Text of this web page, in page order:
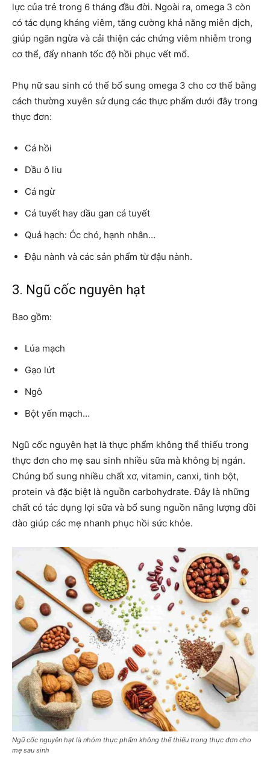
lực của trẻ trong 6 tháng đầu đời. Ngoài ra, omega 3 còn
có tác dụng kháng viêm, tăng cường khả năng miễn dịch,
giúp ngăn ngừa và cải thiện các chứng viêm nhiễm trong
cơ thể, đẩy nhanh tốc độ hồi phục vết mổ.
Phụ nữ sau sinh có thể bổ sung omega 3 cho cơ thể bằng
cách thường xuyên sử dụng các thực phẩm dưới đây trong
thực đơn:
Cá hồi
Dầu ô liu
Cá ngừ
Cá tuyết hay dầu gan cá tuyết
Quả hạch: Óc chó, hạnh nhân…
Đậu nành và các sản phẩm từ đậu nành.
3. Ngũ cốc nguyên hạt
Bao gồm:
Lúa mạch
Gạo lứt
Ngô
Bột yến mạch…
Ngũ cốc nguyên hạt là thực phẩm không thể thiếu trong
thực đơn cho mẹ sau sinh nhiều sữa mà không bị ngán.
Chúng bổ sung nhiều chất xơ, vitamin, canxi, tinh bột,
protein và đặc biệt là nguồn carbohydrate. Đây là những
chất có tác dụng lợi sữa và bổ sung nguồn năng lượng dồi
dào giúp các mẹ nhanh phục hồi sức khỏe.
Ngũ cốc nguyên hạt là nhóm thực phẩm không thể thiếu trong thực đơn cho
mẹ sau sinh